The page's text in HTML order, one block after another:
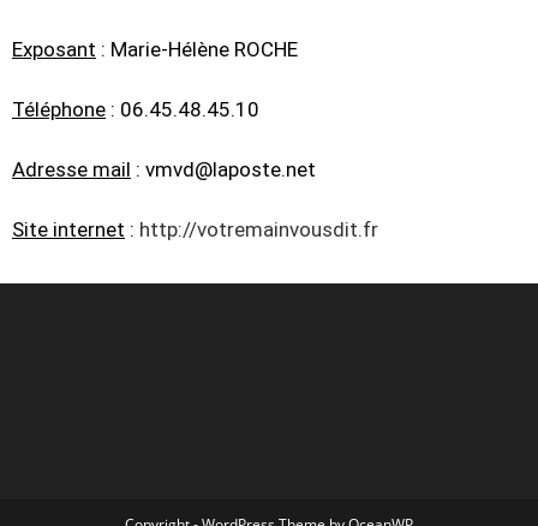
Exposant : Marie-Hélène ROCHE
Téléphone : 06.45.48.45.10
Adresse mail : vmvd@laposte.net
Site internet : http://votremainvousdit.fr